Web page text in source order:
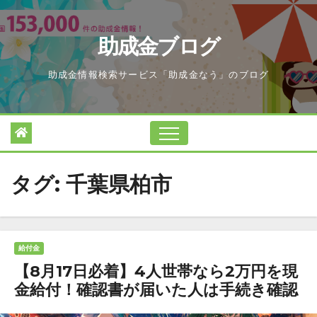
Skip
to
content
助成金ブログ
助成金情報検索サービス「助成金なう」のブログ
タグ: 千葉県柏市
給付金
【8月17日必着】4人世帯なら2万円を現
金給付！確認書が届いた人は手続き確認